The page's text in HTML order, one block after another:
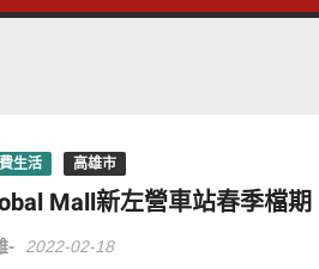
生活 高雄市
Mall新左營車站春季檔
- 2022-02-18